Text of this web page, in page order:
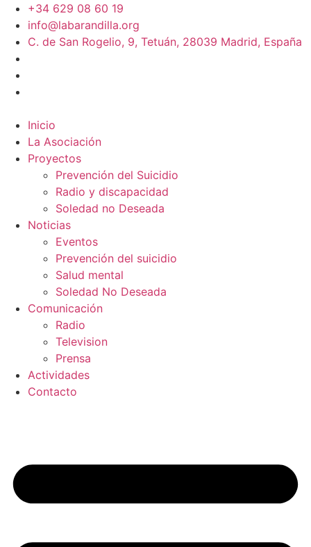
+34 629 08 60 19
info@labarandilla.org
C. de San Rogelio, 9, Tetuán, 28039 Madrid, España
Inicio
La Asociación
Proyectos
Prevención del Suicidio
Radio y discapacidad
Soledad no Deseada
Noticias
Eventos
Prevención del suicidio
Salud mental
Soledad No Deseada
Comunicación
Radio
Television
Prensa
Actividades
Contacto